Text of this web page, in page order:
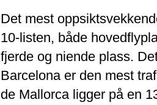
Det mest
10-listen, både
fjerde og niende plass.
Barcelona er den mest
de Mallorca ligger på en